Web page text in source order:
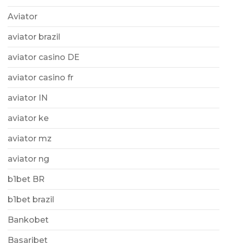
Aviator
aviator brazil
aviator casino DE
aviator casino fr
aviator IN
aviator ke
aviator mz
aviator ng
b1bet BR
b1bet brazil
Bankobet
Basaribet